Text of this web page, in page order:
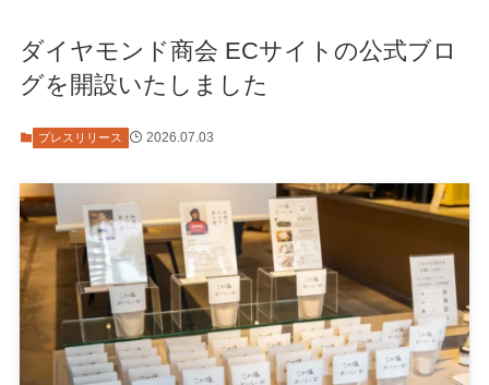
ダイヤモンド商会 ECサイトの公式ブロ
グを開設いたしました
プレスリリース 2026.07.03